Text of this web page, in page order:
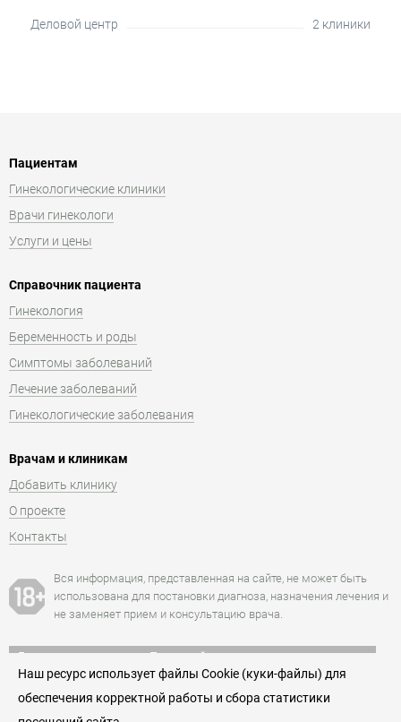
Деловой центр 2 клиники
Пациентам
Гинекологические клиники
Врачи гинекологи
Услуги и цены
Справочник пациента
Гинекология
Беременность и роды
Симптомы заболеваний
Лечение заболеваний
Гинекологические заболевания
Врачам и клиникам
Добавить клинику
О проекте
Контакты
Вся информация, представленная на сайте, не может быть
использована для постановки диагноза, назначения лечения и
не заменяет прием и консультацию врача.
Есть противопоказания. Посоветуйтесь с врачом.
+7 (495) 152-77-66
Единая служба записи к гинекологам Москвы
Наш ресурс использует файлы Cookie (куки-файлы) для
обеспечения корректной работы и сбора статистики